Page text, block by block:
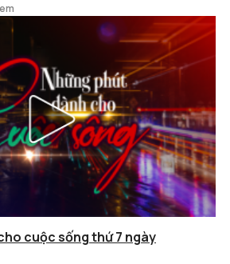
cuộc sống thứ 7 ngày